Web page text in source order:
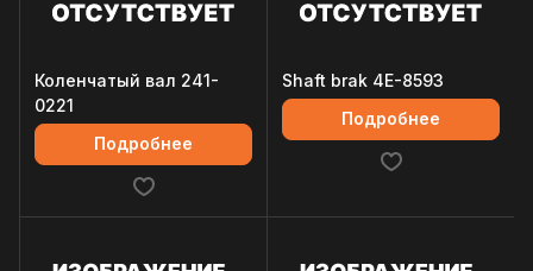
Коленчатый вал 241-
0221
Подробнее
Shaft brak 4E-8593
Подробнее